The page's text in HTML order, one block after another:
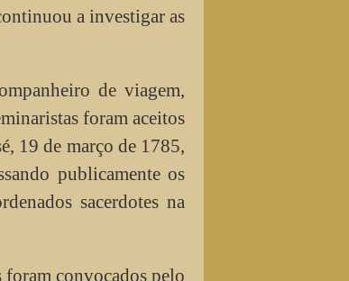
a investigar as
de viagem,
foram aceitos
19 de março de 1785,
publicamente os
sacerdotes na
foram convocados pelo